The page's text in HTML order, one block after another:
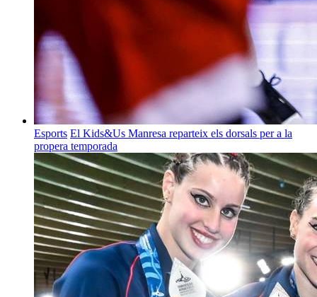
Esports El Kids&Us Manresa reparteix els dorsals per a la
propera temporada